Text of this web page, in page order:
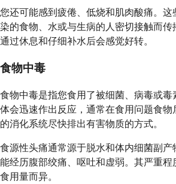
您还可能感到疲倦、低烧和肌肉酸痛。
染的食物、水或与生病的人密切接触而传
通过休息和仔细补水后会感觉好转。
食物中毒
食物中毒是指您食用了被细菌、病毒或毒
体会迅速作出反应，通常在食用问题食物
的消化系统尽快排出有害物质的方式。
食源性头痛通常源于脱水和体内细菌副
能经历腹部绞痛、呕吐和虚弱。其严重程
食用量而异。